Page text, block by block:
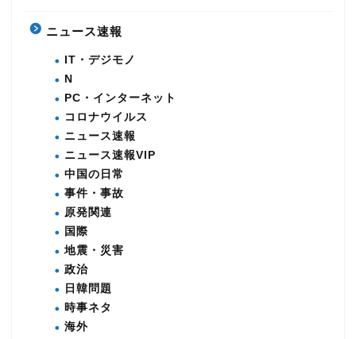
ニュース速報
IT・デジモノ
N
PC・インターネット
コロナウイルス
ニュース速報
ニュース速報VIP
中国の日常
事件・事故
原発関連
国際
地震・災害
政治
日韓問題
時事ネタ
海外